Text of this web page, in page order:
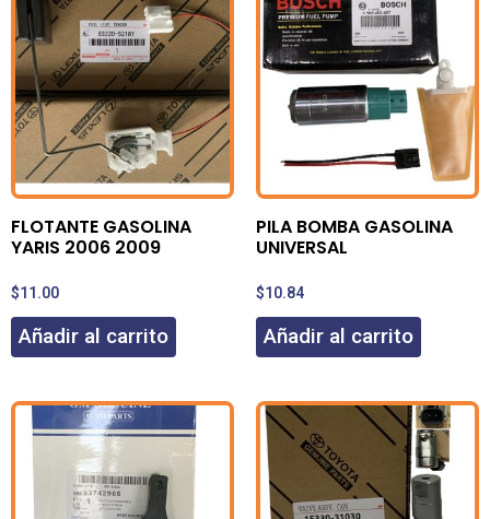
FLOTANTE GASOLINA
YARIS 2006 2009
$11.00
Añadir al carrito
PILA BOMBA GASOLINA
UNIVERSAL
$10.84
Añadir al carrito